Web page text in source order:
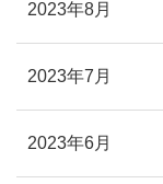
2023年8月
2023年7月
2023年6月